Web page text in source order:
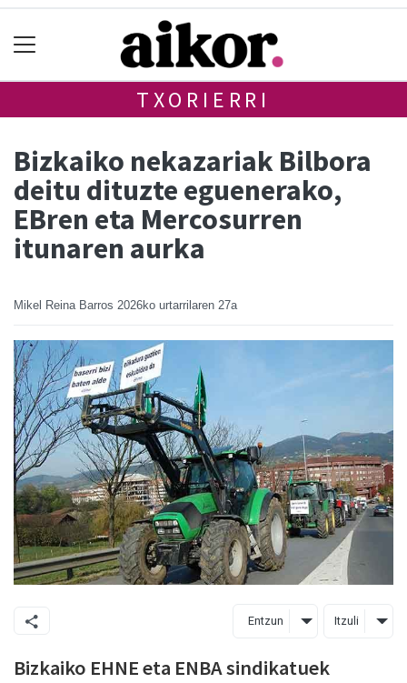
TXORIERRI
Bizkaiko nekazariak Bilbora
deitu dituzte eguenerako,
EBren eta Mercosurren
itunaren aurka
Mikel Reina Barros 2026ko urtarrilaren 27a
Entzun Itzuli
Bizkaiko EHNE eta ENBA sindikatuek